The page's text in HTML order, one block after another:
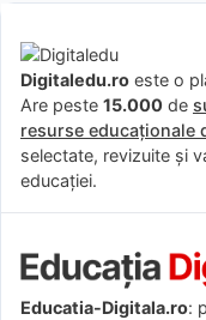
Digitaledu.ro este o
Are peste 15.000 de
resurse educaționale
selectate, revizuite și
educației.
Educatia-Digitala.ro: